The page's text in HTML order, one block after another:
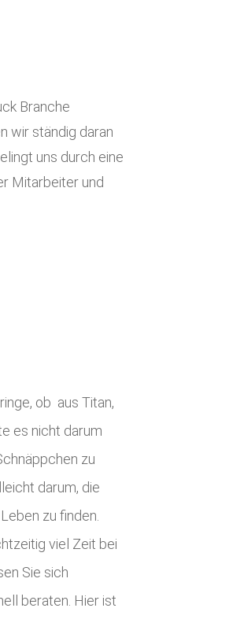
Branche
wir ständig daran
uns durch eine
Mitarbeiter und
ob aus Titan,
es nicht darum
zu
darum, die
zu finden.
viel Zeit bei
Sie sich
beraten. Hier ist